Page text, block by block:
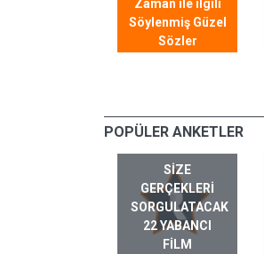
Zaman ile ilgili
Söylenmiş Güzel
Sözler
POPÜLER ANKETLER
SIZE
GERÇEKLERI
SORGULATACAK
22 YABANCI
FILM